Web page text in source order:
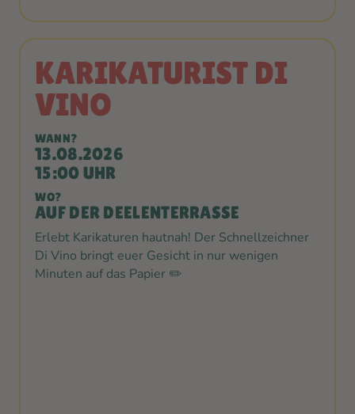
KARIKATURIST DI
VINO
WANN?
13.08.2026
15:00 UHR
WO?
AUF DER DEELENTERRASSE
Erlebt Karikaturen hautnah! Der Schnellzeichner
Di Vino bringt euer Gesicht in nur wenigen
Minuten auf das Papier ✏️